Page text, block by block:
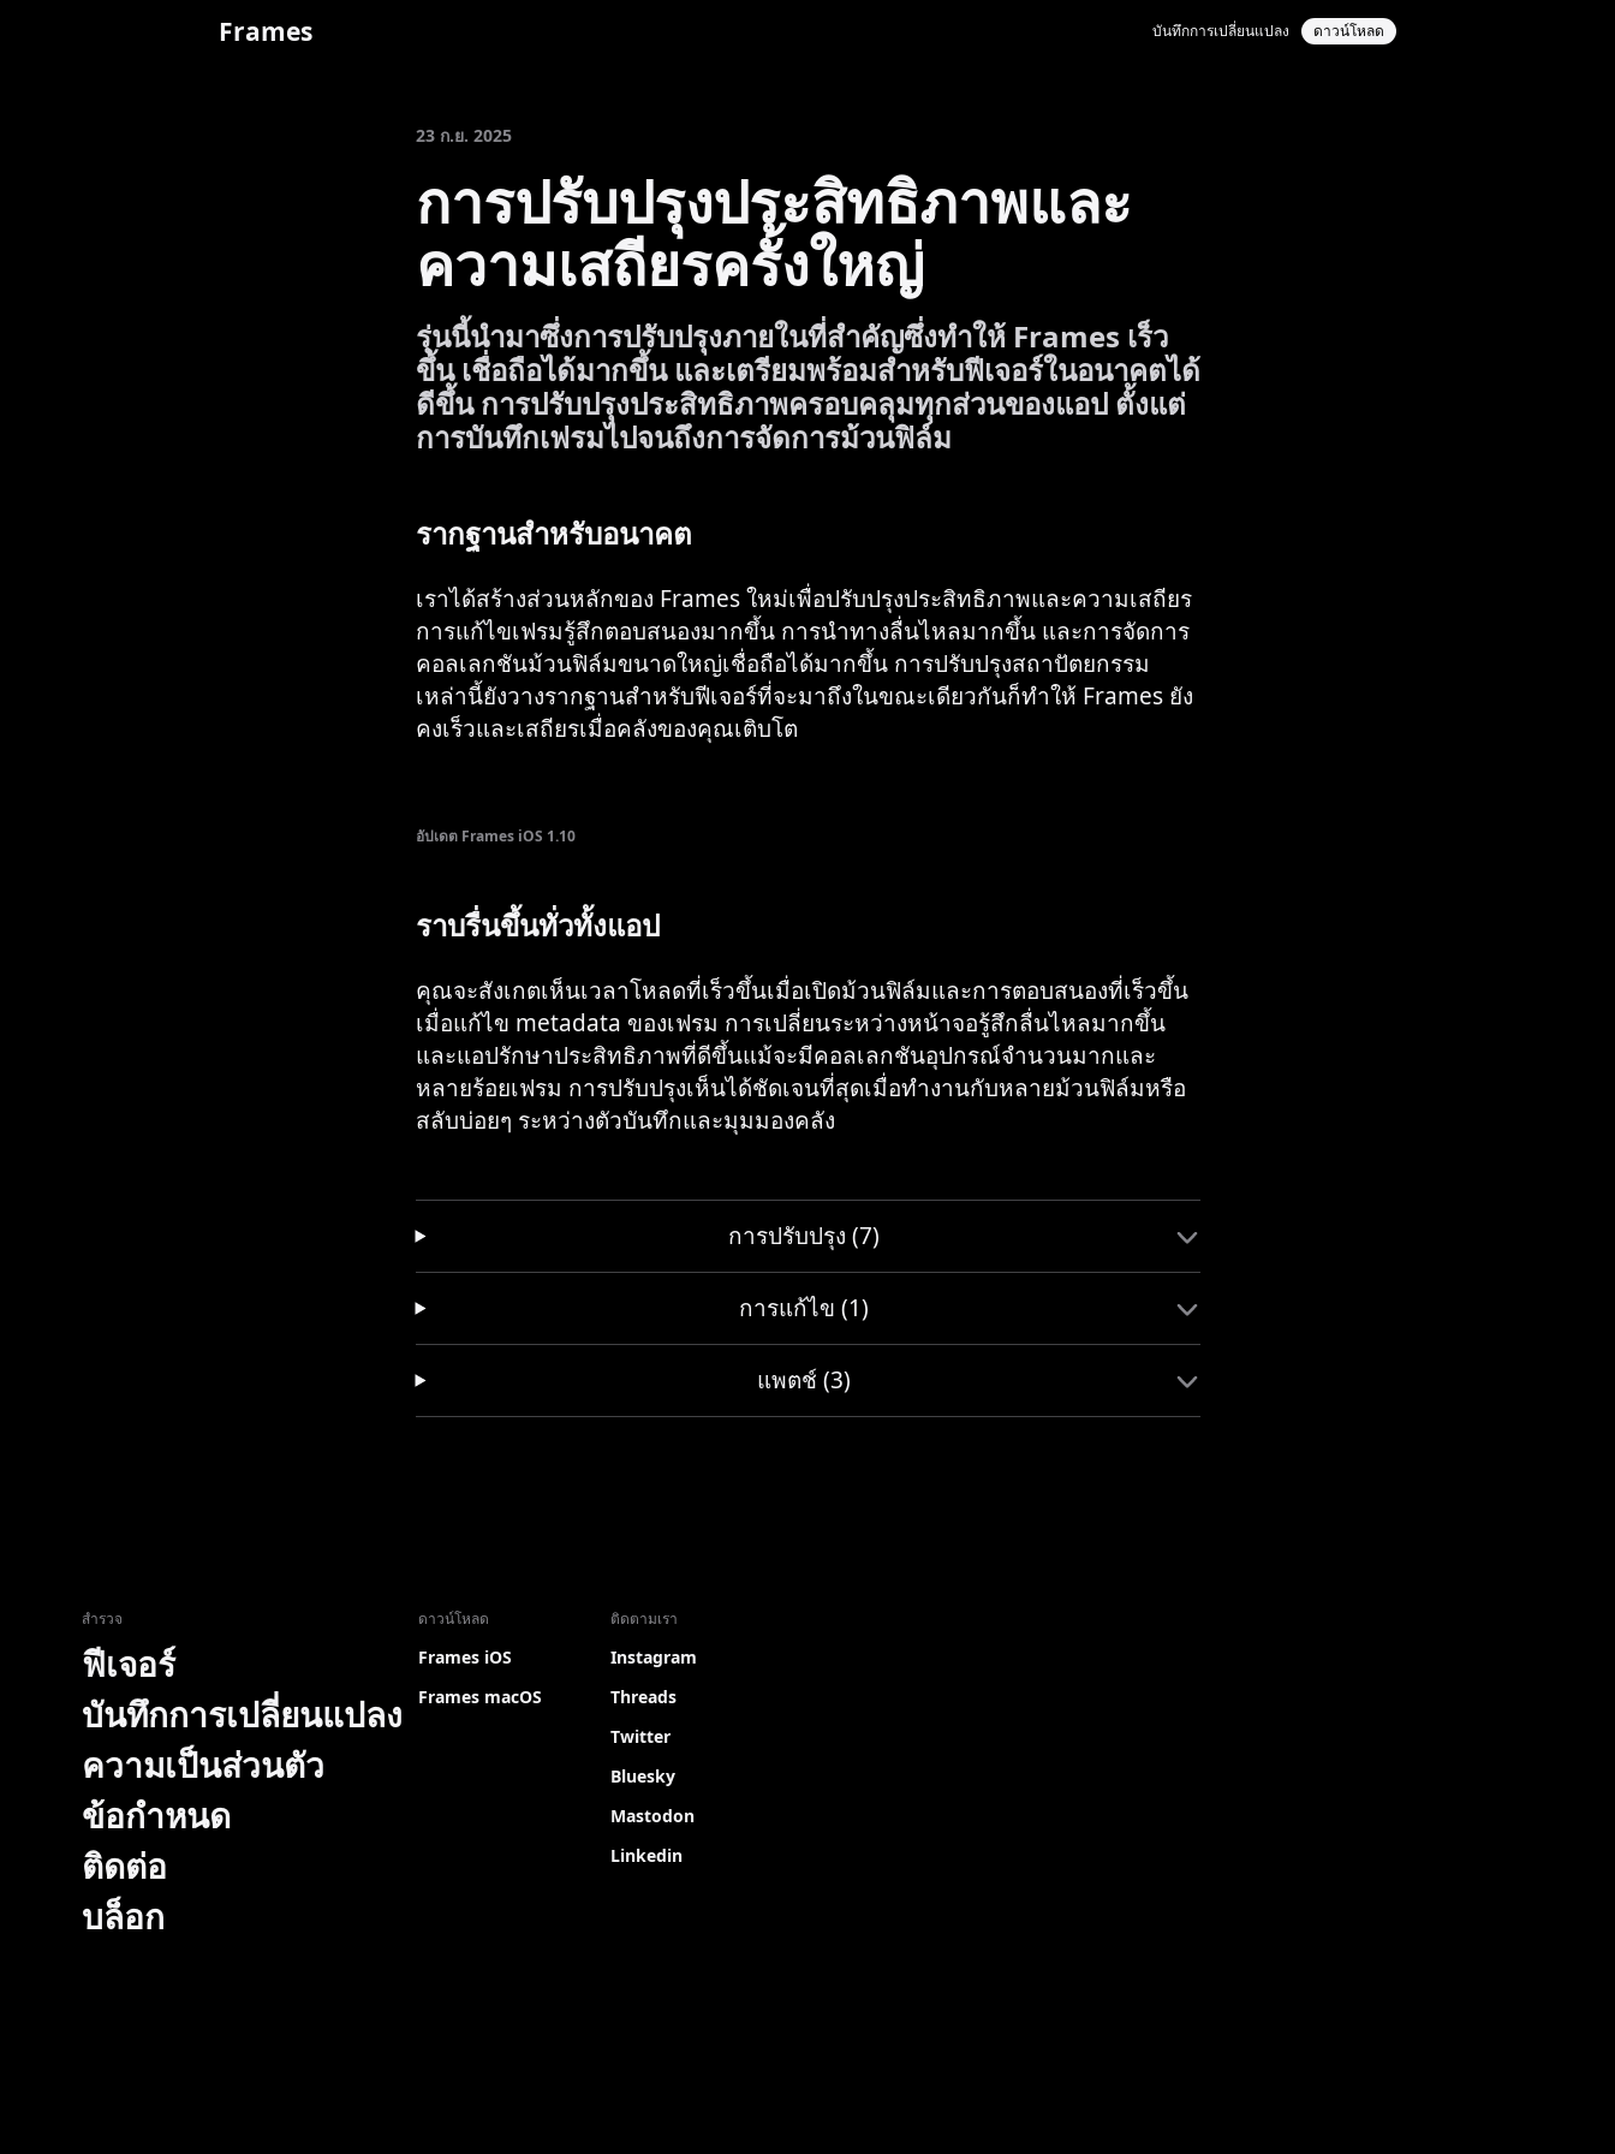
Frames บันทึกการเปลี่ยนแปลง ดาวน์โหลด
23 ก.ย. 2025
การปรับปรุงประสิทธิภาพและ
ความเสถียรครั้งใหญ่
รุ่นนี้นำมาซึ่งการปรับปรุงภายในที่สำคัญซึ่งทำให้ Frames เร็ว
ขึ้น เชื่อถือได้มากขึ้น และเตรียมพร้อมสำหรับฟีเจอร์ในอนาคตได้
ดีขึ้น การปรับปรุงประสิทธิภาพครอบคลุมทุกส่วนของแอป ตั้งแต่
การบันทึกเฟรมไปจนถึงการจัดการม้วนฟิล์ม
รากฐานสำหรับอนาคต
เราได้สร้างส่วนหลักของ Frames ใหม่เพื่อปรับปรุงประสิทธิภาพและความเสถียร
การแก้ไขเฟรมรู้สึกตอบสนองมากขึ้น การนำทางลื่นไหลมากขึ้น และการจัดการ
คอลเลกชันม้วนฟิล์มขนาดใหญ่เชื่อถือได้มากขึ้น การปรับปรุงสถาปัตยกรรม
เหล่านี้ยังวางรากฐานสำหรับฟีเจอร์ที่จะมาถึงในขณะเดียวกันก็ทำให้ Frames ยัง
คงเร็วและเสถียรเมื่อคลังของคุณเติบโต
อัปเดต Frames iOS 1.10
ราบรื่นขึ้นทั่วทั้งแอป
คุณจะสังเกตเห็นเวลาโหลดที่เร็วขึ้นเมื่อเปิดม้วนฟิล์มและการตอบสนองที่เร็วขึ้น
เมื่อแก้ไข metadata ของเฟรม การเปลี่ยนระหว่างหน้าจอรู้สึกลื่นไหลมากขึ้น
และแอปรักษาประสิทธิภาพที่ดีขึ้นแม้จะมีคอลเลกชันอุปกรณ์จำนวนมากและ
หลายร้อยเฟรม การปรับปรุงเห็นได้ชัดเจนที่สุดเมื่อทำงานกับหลายม้วนฟิล์มหรือ
สลับบ่อยๆ ระหว่างตัวบันทึกและมุมมองคลัง
การปรับปรุง (7)
การแก้ไข (1)
แพตช์ (3)
สำรวจ
ฟีเจอร์
บันทึกการเปลี่ยนแปลง
ความเป็นส่วนตัว
ข้อกำหนด
ติดต่อ
บล็อก
ดาวน์โหลด
Frames iOS
Frames macOS
ติดตามเรา
Instagram
Threads
Twitter
Bluesky
Mastodon
Linkedin